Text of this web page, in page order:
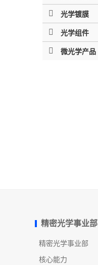
光学镀膜
光学组件
微光学产品
精密光学事业部
精密光学事业部
核心能力